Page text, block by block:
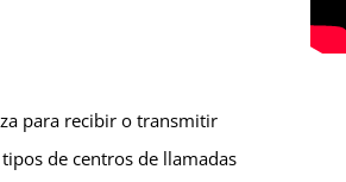
para recibir o transmitir
de centros de llamadas